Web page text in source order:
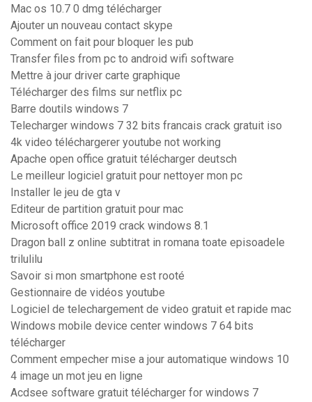
Mac os 10.7 0 dmg télécharger
Ajouter un nouveau contact skype
Comment on fait pour bloquer les pub
Transfer files from pc to android wifi software
Mettre à jour driver carte graphique
Télécharger des films sur netflix pc
Barre doutils windows 7
Telecharger windows 7 32 bits francais crack gratuit iso
4k video téléchargerer youtube not working
Apache open office gratuit télécharger deutsch
Le meilleur logiciel gratuit pour nettoyer mon pc
Installer le jeu de gta v
Editeur de partition gratuit pour mac
Microsoft office 2019 crack windows 8.1
Dragon ball z online subtitrat in romana toate episoadele
trilulilu
Savoir si mon smartphone est rooté
Gestionnaire de vidéos youtube
Logiciel de telechargement de video gratuit et rapide mac
Windows mobile device center windows 7 64 bits
télécharger
Comment empecher mise a jour automatique windows 10
4 image un mot jeu en ligne
Acdsee software gratuit télécharger for windows 7